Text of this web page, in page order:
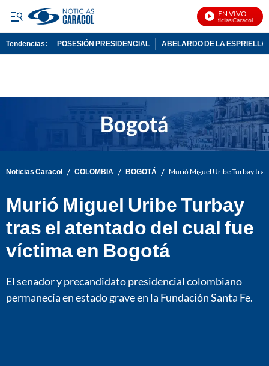
EN VIVO
Noticias Caracol En Vivo
Tendencias: POSESIÓN PRESIDENCIAL ABELARDO DE LA ESPRIELLA
Noticias Caracol / COLOMBIA / BOGOTÁ / Murió Miguel Uribe Turbay tras
Murió Miguel Uribe Turbay
tras el atentado del cual fue
víctima en Bogotá
El senador y precandidato presidencial colombiano
permanecía en estado grave en la Fundación Santa Fe.